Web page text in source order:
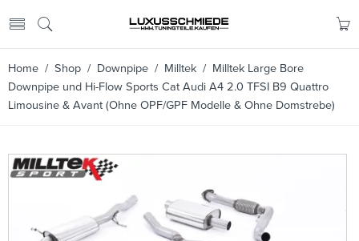
Home / Shop / Downpipe / Milltek / Milltek Large Bore
Downpipe und Hi-Flow Sports Cat Audi A4 2.0 TFSI B9 Quattro
Limousine & Avant (Ohne OPF/GPF Modelle & Ohne Domstrebe)